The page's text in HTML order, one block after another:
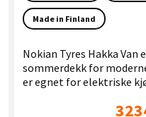
Made in Finland
Nokian Tyres Hakka Van
sommerdekk for
er egnet for elektriske